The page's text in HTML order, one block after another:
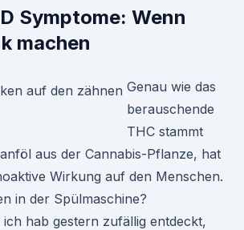
Symptome: Wenn
machen
Genau wie das
berauschende
THC stammt
aus der Cannabis-Pflanze, hat
Wirkung auf den Menschen.
in der Spülmaschine?
ich hab gestern zufällig entdeckt,